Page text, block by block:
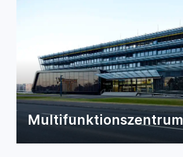
Multifunktionszentrum